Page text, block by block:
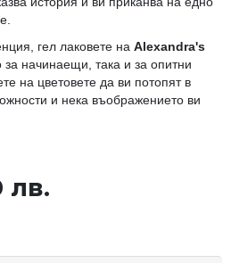
гел лаковете на Alexandra's
за начинаещи, така и за опитни
на цветовете да ви потопят в
и нека въображението ви
лв.